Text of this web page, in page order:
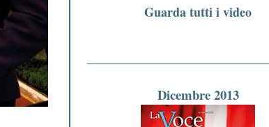
Guarda tutti i video
Dicembre 2013